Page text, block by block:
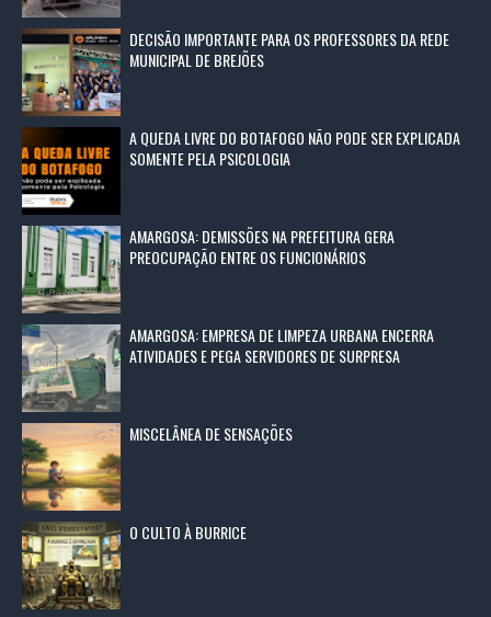
DECISÃO IMPORTANTE PARA OS PROFESSORES DA REDE
MUNICIPAL DE BREJÕES
A QUEDA LIVRE DO BOTAFOGO NÃO PODE SER EXPLICADA
SOMENTE PELA PSICOLOGIA
AMARGOSA: DEMISSÕES NA PREFEITURA GERA
PREOCUPAÇÃO ENTRE OS FUNCIONÁRIOS
AMARGOSA: EMPRESA DE LIMPEZA URBANA ENCERRA
ATIVIDADES E PEGA SERVIDORES DE SURPRESA
MISCELÂNEA DE SENSAÇÕES
O CULTO À BURRICE